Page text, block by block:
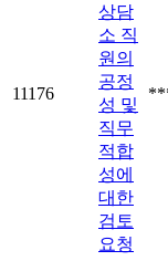
11176
상담
소 직
원의
공정
성 및
직무
적합
성에
대한
검토
요청